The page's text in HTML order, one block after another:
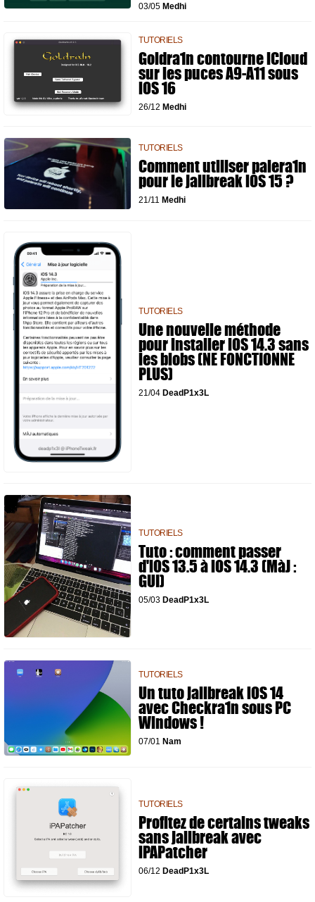
03/05 Medhi
TUTORIELS
Goldra1n contourne iCloud
sur les puces A9-A11 sous
iOS 16
26/12 Medhi
TUTORIELS
Comment utiliser palera1n
pour le jailbreak iOS 15 ?
21/11 Medhi
TUTORIELS
Une nouvelle méthode
pour installer iOS 14.3 sans
les blobs (NE FONCTIONNE
PLUS)
21/04 DeadP1x3L
TUTORIELS
Tuto : comment passer
d'iOS 13.5 à iOS 14.3 (MàJ :
GUI)
05/03 DeadP1x3L
TUTORIELS
Un tuto jailbreak iOS 14
avec Checkra1n sous PC
Windows !
07/01 Nam
TUTORIELS
Profitez de certains tweaks
sans jailbreak avec
iPAPatcher
06/12 DeadP1x3L